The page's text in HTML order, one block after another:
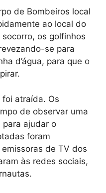
de Bombeiros local
ao local do
os golfinhos
se para
d’água, para que o
atraída. Os
de observar uma
para ajudar o
foram
de TV dos
às redes sociais,